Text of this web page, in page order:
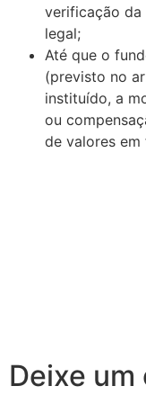
verificação da
legal;
Até que o
(previsto no
instituído, a
ou
de valores
Deixe